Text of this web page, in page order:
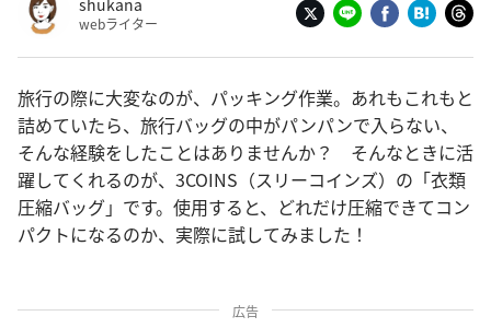
webライター
旅行の際に大変なのが、パッキング作業。あれもこれもと
詰めていたら、旅行バッグの中がパンパンで入らない、
そんな経験をしたことはありませんか？ そんなときに活
躍してくれるのが、3COINS（スリーコインズ）の「衣類
圧縮バッグ」です。使用すると、どれだけ圧縮できてコン
パクトになるのか、実際に試してみました！
広告